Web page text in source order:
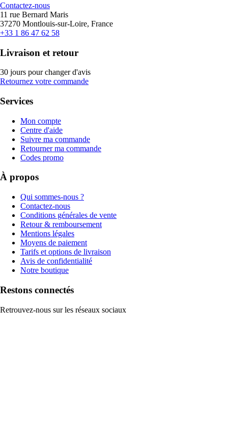
Contactez-nous
11 rue Bernard Maris
37270 Montlouis-sur-Loire, France
+33 1 86 47 62 58
Livraison et retour
30 jours pour changer d'avis
Retournez votre commande
Services
Mon compte
Centre d'aide
Suivre ma commande
Retourner ma commande
Codes promo
À propos
Qui sommes-nous ?
Contactez-nous
Conditions générales de vente
Retour & remboursement
Mentions légales
Moyens de paiement
Tarifs et options de livraison
Avis de confidentialité
Notre boutique
Restons connectés
Retrouvez-nous sur les réseaux sociaux